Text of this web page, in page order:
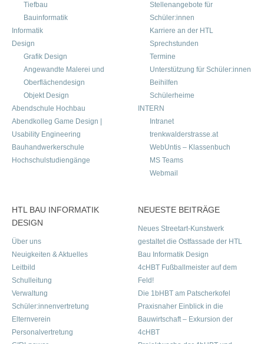
Tiefbau
Bauinformatik
Informatik
Design
Grafik Design
Angewandte Malerei und
Oberflächendesign
Objekt Design
Abendschule Hochbau
Abendkolleg Game Design |
Usability Engineering
Bauhandwerkerschule
Hochschulstudiengänge
Stellenangebote für
Schüler:innen
Karriere an der HTL
Sprechstunden
Termine
Unterstützung für Schüler:innen
Beihilfen
Schülerheime
INTERN
Intranet
trenkwalderstrasse.at
WebUntis – Klassenbuch
MS Teams
Webmail
HTL BAU INFORMATIK
DESIGN
Über uns
Neuigkeiten & Aktuelles
Leitbild
Schulleitung
Verwaltung
Schüler:innenvertretung
Elternverein
Personalvertretung
NEUESTE BEITRÄGE
Neues Streetart-Kunstwerk
gestaltet die Ostfassade der HTL
Bau Informatik Design
4cHBT Fußballmeister auf dem
Feld!
Die 1bHBT am Patscherkofel
Praxisnaher Einblick in die
Bauwirtschaft – Exkursion der
4cHBT